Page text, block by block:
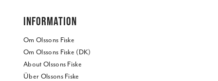
INFORMATION
Om Olssons Fiske
Om Olssons Fiske (DK)
About Olssons Fiske
Über Olssons Fiske